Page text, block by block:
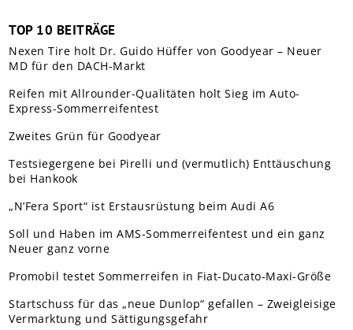
TOP 10 BEITRÄGE
Nexen Tire holt Dr. Guido Hüffer von Goodyear – Neuer
MD für den DACH-Markt
Reifen mit Allrounder-Qualitäten holt Sieg im Auto-
Express-Sommerreifentest
Zweites Grün für Goodyear
Testsiegergene bei Pirelli und (vermutlich) Enttäuschung
bei Hankook
„N’Fera Sport“ ist Erstausrüstung beim Audi A6
Soll und Haben im AMS-Sommerreifentest und ein ganz
Neuer ganz vorne
Promobil testet Sommerreifen in Fiat-Ducato-Maxi-Größe
Startschuss für das „neue Dunlop“ gefallen – Zweigleisige
Vermarktung und Sättigungsgefahr